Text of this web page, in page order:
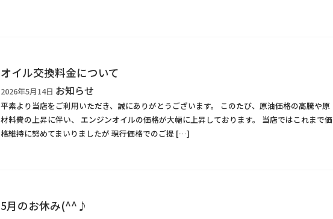
オイル交換料金について
2026年5月14日 お知らせ
平素より当店をご利用いただき、誠にありがとうございます。 このたび、原油価格の高騰や原
材料費の上昇に伴い、 エンジンオイルの価格が大幅に上昇しております。 当店ではこれまで価
格維持に努めてまいりましたが 現行価格でのご提 […]
5月のお休み(^^♪